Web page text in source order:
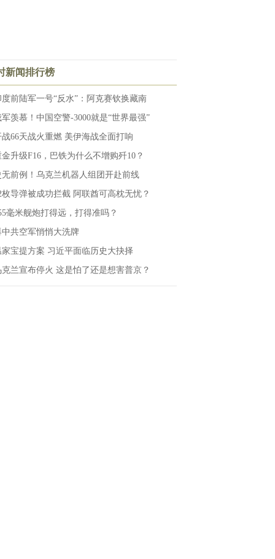
新闻排行榜
度前陆军一号“反水”：阿克赛钦换藏南
军羡慕！中国空警-3000就是“世界最强”
战66天战火重燃 美伊海战全面打响
金升级F16，巴铁为什么不增购歼10？
无前例！乌克兰机器人组团开赴前线
枚导弹被成功拦截 阿联酋可高枕无忧？
毫米舰炮打得远，打得准吗？
中共空军悄悄大洗牌
家宝提方案 习近平面临历史大抉择
克兰宣布停火 这是怕了还是想害普京？